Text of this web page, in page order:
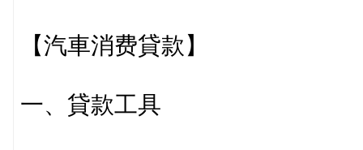
【汽車消费貸款】
一、貸款工具